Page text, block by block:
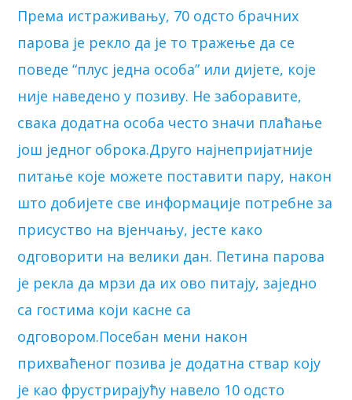
Према истраживању, 70 одсто брачних
парова је рекло да је то тражење да се
поведе “плус једна особа” или дијете, које
није наведено у позиву. Не заборавите,
свака додатна особа често значи плаћање
још једног оброка.Друго најнепријатније
питање које можете поставити пару, након
што добијете све информације потребне за
присуство на вјенчању, јесте како
одговорити на велики дан. Петина парова
је рекла да мрзи да их ово питају, заједно
са гостима који касне са
одговором.Посебан мени након
прихваћеног позива је додатна ствар коју
је као фрустрирајућу навело 10 одсто